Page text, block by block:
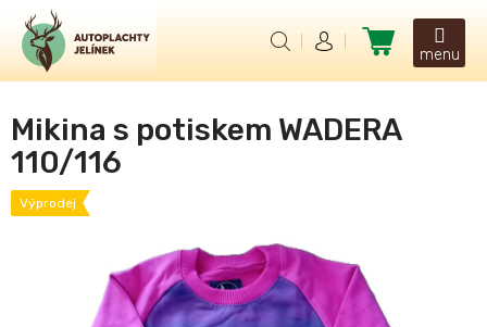
obsah
Nákupní
košík
Mikina s potiskem WADERA
110/116
Výprodej